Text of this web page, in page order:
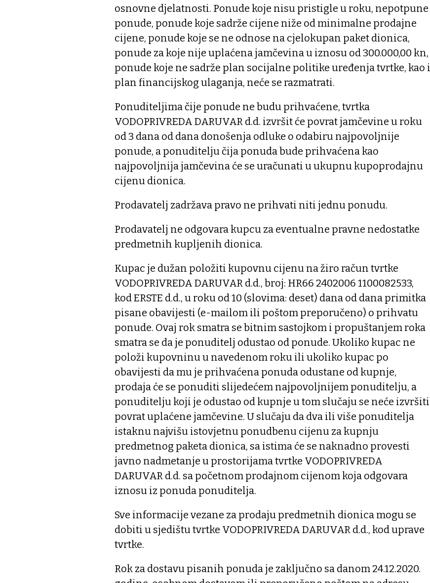
osnovne djelatnosti. Ponude koje nisu pristigle u roku, nepotpune
ponude, ponude koje sadrže cijene niže od minimalne prodajne
cijene, ponude koje se ne odnose na cjelokupan paket dionica,
ponude za koje nije uplaćena jamčevina u iznosu od 300.000,00 kn,
ponude koje ne sadrže plan socijalne politike uređenja tvrtke, kao i
plan financijskog ulaganja, neće se razmatrati.
Ponuditeljima čije ponude ne budu prihvaćene, tvrtka
VODOPRIVREDA DARUVAR d.d. izvršit će povrat jamčevine u roku
od 3 dana od dana donošenja odluke o odabiru najpovoljnije
ponude, a ponuditelju čija ponuda bude prihvaćena kao
najpovoljnija jamčevina će se uračunati u ukupnu kupoprodajnu
cijenu dionica.
Prodavatelj zadržava pravo ne prihvati niti jednu ponudu.
Prodavatelj ne odgovara kupcu za eventualne pravne nedostatke
predmetnih kupljenih dionica.
Kupac je dužan položiti kupovnu cijenu na žiro račun tvrtke
VODOPRIVREDA DARUVAR d.d., broj: HR66 2402006 1100082533,
kod ERSTE d.d., u roku od 10 (slovima: deset) dana od dana primitka
pisane obavijesti (e-mailom ili poštom preporučeno) o prihvatu
ponude. Ovaj rok smatra se bitnim sastojkom i propuštanjem roka
smatra se da je ponuditelj odustao od ponude. Ukoliko kupac ne
položi kupovninu u navedenom roku ili ukoliko kupac po
obavijesti da mu je prihvaćena ponuda odustane od kupnje,
prodaja će se ponuditi slijedećem najpovoljnijem ponuditelju, a
ponuditelju koji je odustao od kupnje u tom slučaju se neće izvršiti
povrat uplaćene jamčevine. U slučaju da dva ili više ponuditelja
istaknu najvišu istovjetnu ponudbenu cijenu za kupnju
predmetnog paketa dionica, sa istima će se naknadno provesti
javno nadmetanje u prostorijama tvrtke VODOPRIVREDA
DARUVAR d.d. sa početnom prodajnom cijenom koja odgovara
iznosu iz ponuda ponuditelja.
Sve informacije vezane za prodaju predmetnih dionica mogu se
dobiti u sjedištu tvrtke VODOPRIVREDA DARUVAR d.d., kod uprave
tvrtke.
Rok za dostavu pisanih ponuda je zaključno sa danom 24.12.2020.